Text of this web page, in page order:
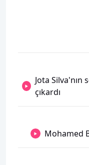
Jota
çıkardı
Mohamed